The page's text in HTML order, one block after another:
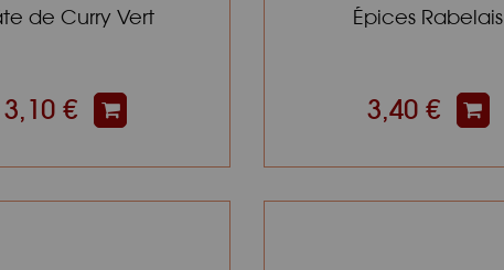
de Curry Vert
3,10 €
Épices Rabelais
3,40 €